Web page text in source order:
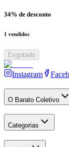
34% de desconto
1 vendidos
Esgotado
Instagram
O Barato Coletivo
Categorias